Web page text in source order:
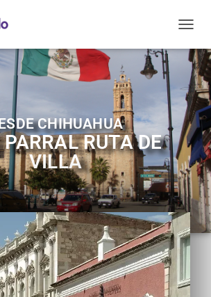
O
G
G
L
E
N
A
V
G
A
T
I
N
CHIHUAHUA
PARRAL RUTA DE
VILLA